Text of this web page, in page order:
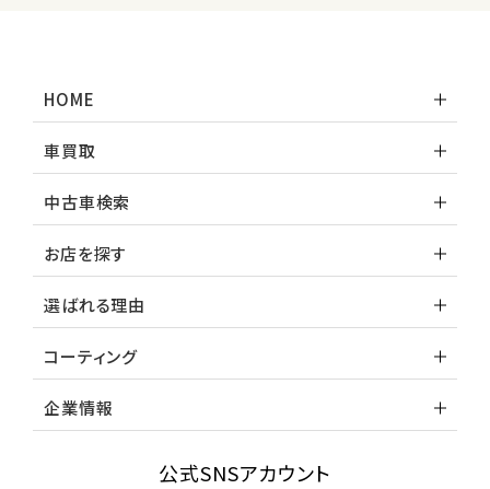
HOME
車買取
中古車検索
お店を探す
選ばれる理由
コーティング
企業情報
公式SNSアカウント